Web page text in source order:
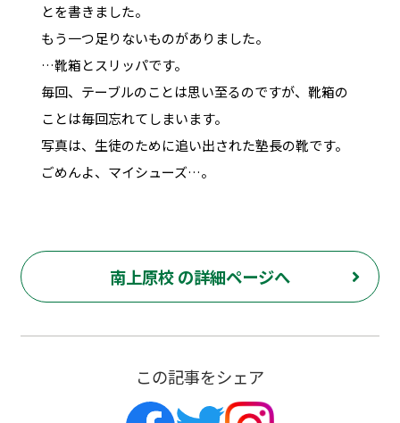
とを書きました。
もう一つ足りないものがありました。
…靴箱とスリッパです。
毎回、テーブルのことは思い至るのですが、靴箱の
ことは毎回忘れてしまいます。
写真は、生徒のために追い出された塾長の靴です。
ごめんよ、マイシューズ…。
南上原校 の詳細ページへ
この記事をシェア